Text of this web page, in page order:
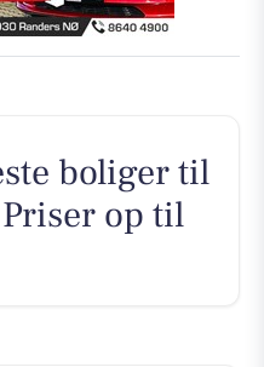
boliger til
op til